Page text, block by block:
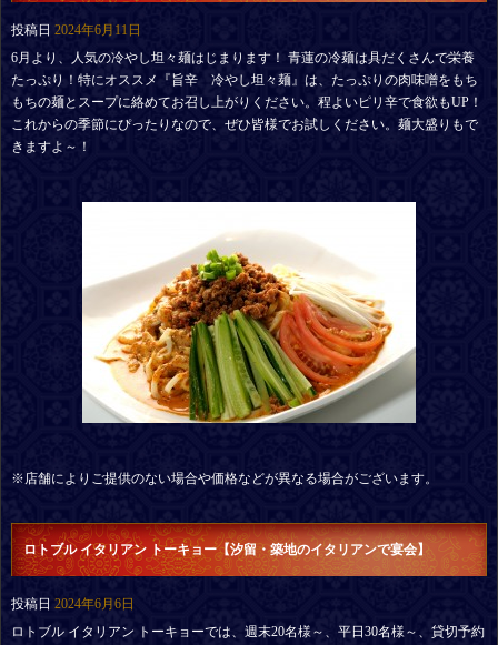
投稿日 2024年6月11日
6月より、人気の冷やし坦々麺はじまります！ 青蓮の冷麺は具だくさんで栄養
たっぷり！特にオススメ『旨辛 冷やし坦々麺』は、たっぷりの肉味噌をもち
もちの麺とスープに絡めてお召し上がりください。程よいピリ辛で食欲もUP！
これからの季節にぴったりなので、ぜひ皆様でお試しください。麺大盛りもで
きますよ～！
※店舗によりご提供のない場合や価格などが異なる場合がございます。
ロトブル イタリアン トーキョー【汐留・築地のイタリアンで宴会】
投稿日 2024年6月6日
ロトブル イタリアン トーキョーでは、週末20名様～、平日30名様～、貸切予約